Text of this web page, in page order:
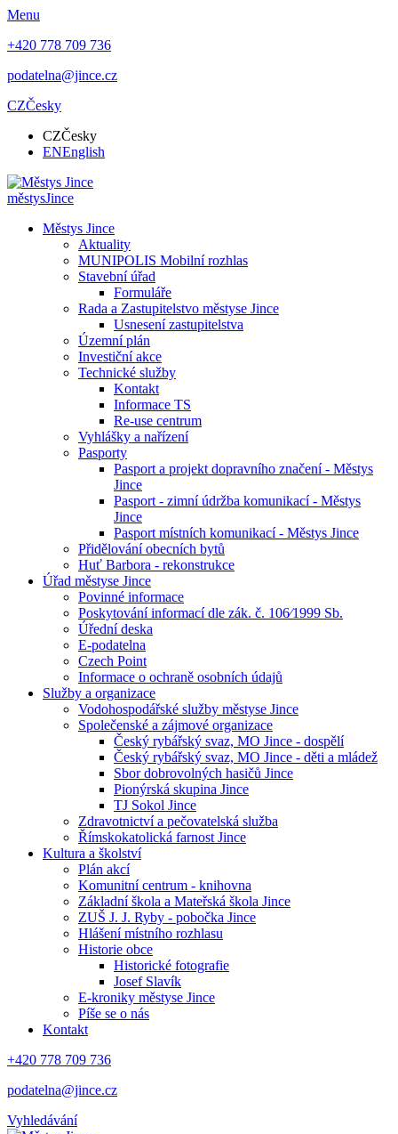
Menu
+420 778 709 736
podatelna@jince.cz
CZČesky
CZČesky
ENEnglish
městysJince
Městys Jince
Aktuality
MUNIPOLIS Mobilní rozhlas
Stavební úřad
Formuláře
Rada a Zastupitelstvo městyse Jince
Usnesení zastupitelstva
Územní plán
Investiční akce
Technické služby
Kontakt
Informace TS
Re-use centrum
Vyhlášky a nařízení
Pasporty
Pasport a projekt dopravního značení - Městys
Jince
Pasport - zimní údržba komunikací - Městys
Jince
Pasport místních komunikací - Městys Jince
Přidělování obecních bytů
Huť Barbora - rekonstrukce
Úřad městyse Jince
Povinné informace
Poskytování informací dle zák. č. 106⁄1999 Sb.
Úřední deska
E-podatelna
Czech Point
Informace o ochraně osobních údajů
Služby a organizace
Vodohospodářské služby městyse Jince
Společenské a zájmové organizace
Český rybářský svaz, MO Jince - dospělí
Český rybářský svaz, MO Jince - děti a mládež
Sbor dobrovolných hasičů Jince
Pionýrská skupina Jince
TJ Sokol Jince
Zdravotnictví a pečovatelská služba
Římskokatolická farnost Jince
Kultura a školství
Plán akcí
Komunitní centrum - knihovna
Základní škola a Mateřská škola Jince
ZUŠ J. J. Ryby - pobočka Jince
Hlášení místního rozhlasu
Historie obce
Historické fotografie
Josef Slavík
E-kroniky městyse Jince
Píše se o nás
Kontakt
+420 778 709 736
podatelna@jince.cz
Vyhledávání